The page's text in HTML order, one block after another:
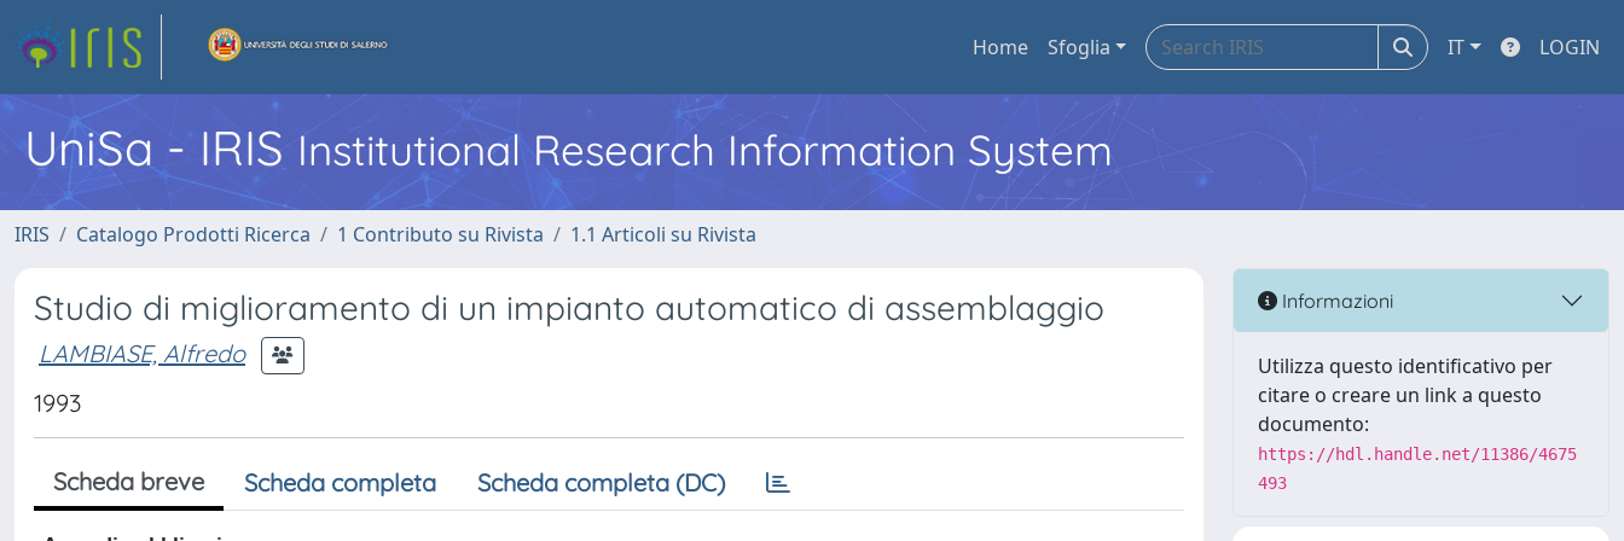
Home Sfoglia IT LOGIN
UniSa - IRIS Institutional Research Information System
IRIS Catalogo Prodotti Ricerca 1 Contributo su Rivista 1.1 Articoli su Rivista
Studio di miglioramento di un impianto automatico di assemblaggio
LAMBIASE, Alfredo
1993
Scheda breve Scheda completa Scheda completa (DC)
Informazioni
Utilizza questo identificativo per
citare o creare un link a questo
documento:
https://hdl.handle.net/11386/4675
493